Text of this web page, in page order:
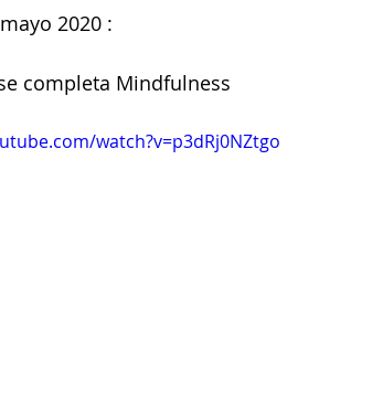
Inglés Rectoría
2020 :
completa Mindfulness
watch?v=p3dRj0NZtgo